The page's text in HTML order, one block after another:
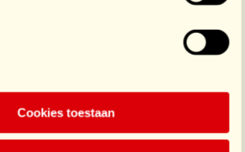
Cookies toestaan
Zet hem op Haagse mopjes 💪